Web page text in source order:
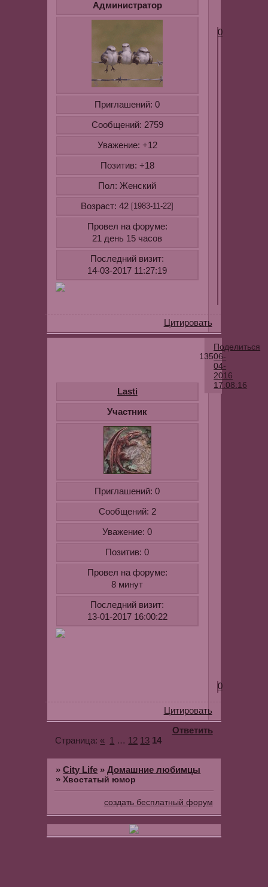
Администратор
Приглашений: 0
Сообщений: 2759
Уважение: +12
Позитив: +18
Пол: Женский
Возраст: 42 [1983-11-22]
Провел на форуме:
21 день 15 часов
Последний визит:
14-03-2017 11:27:19
0
Цитировать
Поделиться
13506-
04-
2016
17:08:16
Lasti
Участник
Приглашений: 0
Сообщений: 2
Уважение: 0
Позитив: 0
Провел на форуме:
8 минут
Последний визит:
13-01-2017 16:00:22
0
Цитировать
Ответить
Страница: « 1 … 12 13 14
»City Life »Домашние любимцы
»Хвостатый юмор
создать бесплатный форум